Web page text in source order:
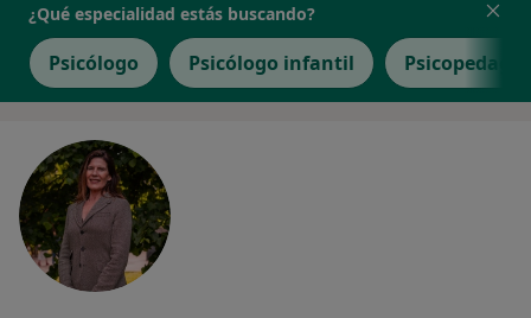
¿Qué especialidad estás buscando?
Psicólogo Psicólogo infantil